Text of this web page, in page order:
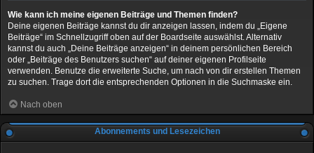
Wie kann ich meine eigenen Beiträge und Themen finden?
Deine eigenen Beiträge kannst du dir anzeigen lassen, indem du „Eigene
Beiträge“ im Schnellzugriff oben auf der Boardseite auswählst. Alternativ
kannst du auch „Deine Beiträge anzeigen“ in deinem persönlichen Bereich
oder „Beiträge des Benutzers suchen“ auf deiner eigenen Profilseite
verwenden. Benutze die erweiterte Suche, um nach von dir erstellen Themen
zu suchen. Trage dort die entsprechenden Optionen in die Suchmaske ein.
Nach oben
Abonnements und Lesezeichen